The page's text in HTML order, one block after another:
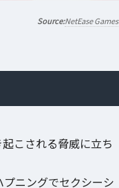
NetEase Games
こされる脅威に立ち
ニングでセクシーシ